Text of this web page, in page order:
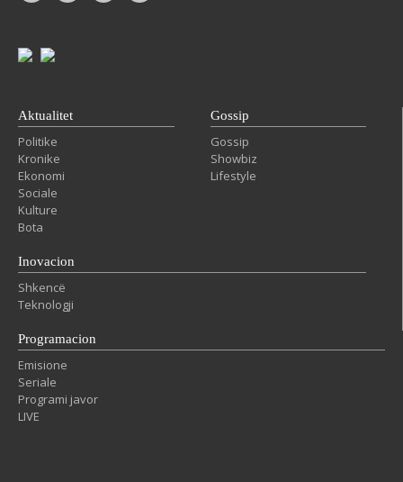
Aktualitet
Politike
Kronike
Ekonomi
Sociale
Kulture
Bota
Gossip
Gossip
Showbiz
Lifestyle
Inovacion
Shkencë
Teknologji
Programacion
Emisione
Seriale
Programi javor
LIVE